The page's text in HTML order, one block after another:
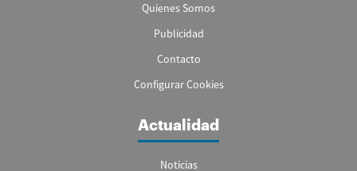
Quienes Somos
Publicidad
Contacto
Configurar Cookies
Actualidad
Noticias